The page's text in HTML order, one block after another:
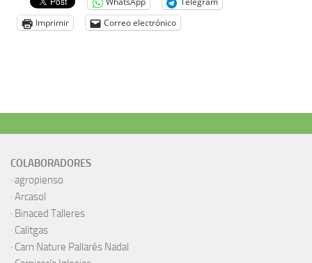
Imprimir
Correo electrónico
COLABORADORES
· agropienso
· Arcasol
· Binaced Talleres
· Calitgas
· Carn Nature Pallarés Nadal